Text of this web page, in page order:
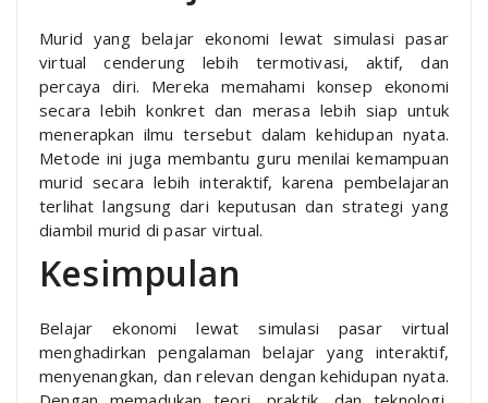
Murid yang belajar ekonomi lewat simulasi pasar
virtual cenderung lebih termotivasi, aktif, dan
percaya diri. Mereka memahami konsep ekonomi
secara lebih konkret dan merasa lebih siap untuk
menerapkan ilmu tersebut dalam kehidupan nyata.
Metode ini juga membantu guru menilai kemampuan
murid secara lebih interaktif, karena pembelajaran
terlihat langsung dari keputusan dan strategi yang
diambil murid di pasar virtual.
Kesimpulan
Belajar ekonomi lewat simulasi pasar virtual
menghadirkan pengalaman belajar yang interaktif,
menyenangkan, dan relevan dengan kehidupan nyata.